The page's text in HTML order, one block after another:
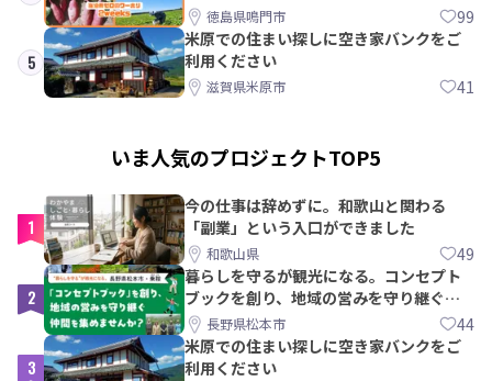
みませんか？
徳島県鳴門市 99
5
米原での住まい探しに空き家バンクをご
利用ください
滋賀県米原市 41
いま人気のプロジェクトTOP5
1
今の仕事は辞めずに。和歌山と関わる
「副業」という入口ができました
和歌山県 49
2
暮らしを守るが観光になる。コンセプト
ブックを創り、地域の営みを守り継ぐ仲
間を集めませんか？
長野県松本市 44
3
米原での住まい探しに空き家バンクをご
利用ください